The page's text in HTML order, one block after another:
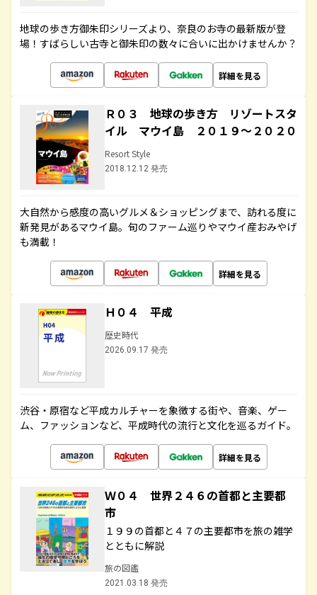
地球の歩き方御朱印シリーズより、奈良のお寺の最新版が登
場！すばらしい古寺と御朱印の数々に合いに出かけませんか？
詳細を見る
Ｒ０３ 地球の歩き方 リゾートスタ
イル マウイ島 ２０１９～２０２０
Resort Style
2018.12.12 発売
大自然から感度の高いグルメ＆ショッピングまで、訪れる度に
新発見があるマウイ島。旬のファーム巡りやマウイ産おみやげ
も満載！
詳細を見る
Ｈ０４ 平成
歴史時代
2026.09.17 発売
渋谷・原宿など平成カルチャーを象徴する街や、音楽、ゲー
ム、ファッションなど、平成時代の流行と文化を巡るガイド。
詳細を見る
Ｗ０４ 世界２４６の首都と主要都
市
１９９の首都と４７の主要都市を旅の雑学
とともに解説
旅の図鑑
2021.03.18 発売